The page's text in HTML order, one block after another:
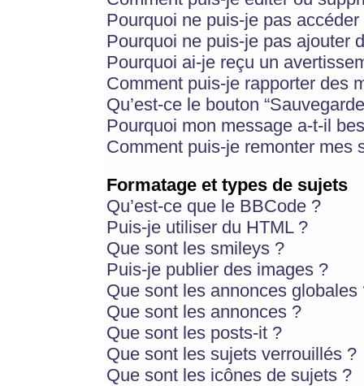
Pourquoi ne puis-je pas
Pourquoi ne puis-je pas ajouter
Pourquoi ai-je reçu un
Comment puis-je rapporter des
Qu’est-ce le bouton
Pourquoi mon message a-t-il
Comment puis-je remonter mes
Formatage et types de sujets
Qu’est-ce que le BBCode ?
Puis-je utiliser du HTML ?
Que sont les smileys ?
Puis-je publier des images ?
Que sont les annonces globales
Que sont les annonces ?
Que sont les posts-it ?
Que sont les sujets verrouillés ?
Que sont les icônes de sujets ?